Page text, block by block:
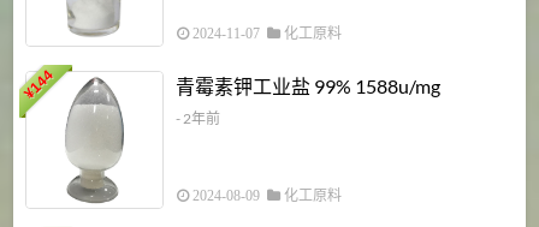
2024-11-07 化工原料
¥
144 青霉素钾工业盐 99% 1588u/mg
- 2年前
2024-08-09 化工原料